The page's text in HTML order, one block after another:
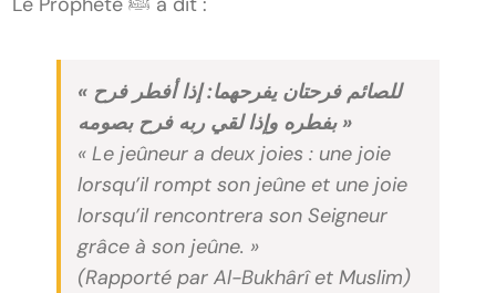
« للصائم فرحتان يفرحهما: إذا أفطر فرح
بفطره وإذا لقي ربه فرح بصومه »
« Le jeûneur a deux joies : une joie
lorsqu’il rompt son jeûne et une joie
lorsqu’il rencontrera son Seigneur
grâce à son jeûne. »
(Rapporté par Al-Bukhârî et Muslim)